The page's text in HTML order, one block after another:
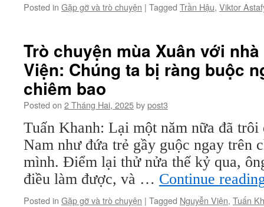
Posted in Gặp gỡ và trò chuyện | Tagged Trần Hậu, Viktor
Trò chuyện mùa Xuân với
Viện: Chúng ta bị ràng buộc
chiêm bao
Posted on 2 Tháng Hai, 2025bypost3
Tuấn Khanh: Lại một năm nữa đã
Nam như đứa trẻ gầy guộc ngay trên
mình. Điểm lại thử nửa thế kỷ qua,
điều làm được, và … Continue
Posted in Gặp gỡ và trò chuyện | Tagged Nguyễn Viện, Tuấn